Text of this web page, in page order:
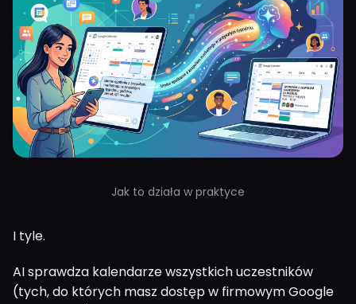
Jak to działa w praktyce
I tyle.
AI sprawdza kalendarze wszystkich uczestników
(tych, do których masz dostęp w firmowym Google